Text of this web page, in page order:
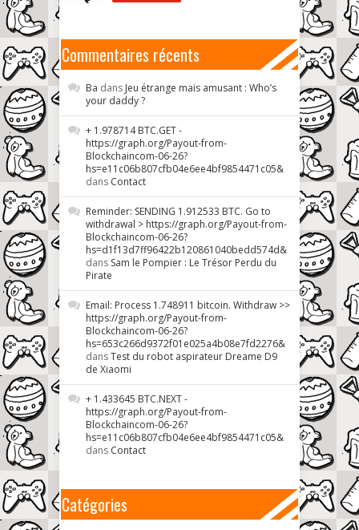
Commentaires récents
Ba dans Jeu étrange mais amusant : Who’s
your daddy ?
+ 1.978714 BTC.GET -
https://graph.org/Payout-from-
Blockchaincom-06-26?
hs=e11c06b807cfb04e6ee4bf9854471c05&
dans Contact
Reminder: SENDING 1.912533 BTC. Go to
withdrawal > https://graph.org/Payout-from-
Blockchaincom-06-26?
hs=d1f13d7ff96422b120861040bedd574d&
dans Sam le Pompier : Le Trésor Perdu du
Pirate
Email: Process 1.748911 bitcoin. Withdraw >>
https://graph.org/Payout-from-
Blockchaincom-06-26?
hs=653c266d9372f01e025a4b08e7fd2276&
dansTest du robot aspirateur Dreame D9
de Xiaomi
+ 1.433645 BTC.NEXT -
https://graph.org/Payout-from-
Blockchaincom-06-26?
hs=e11c06b807cfb04e6ee4bf9854471c05&
dans Contact
Catégories